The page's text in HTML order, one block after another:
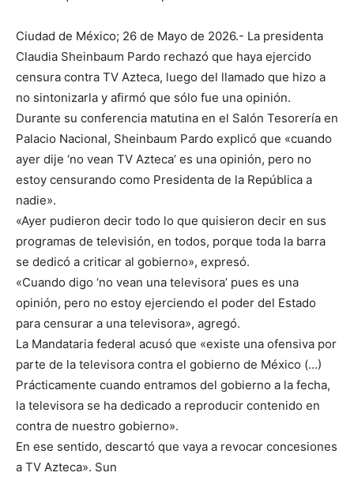
Ciudad de México; 26 de Mayo de 2026.- La presidenta
Claudia Sheinbaum Pardo rechazó que haya ejercido
censura contra TV Azteca, luego del llamado que hizo a
no sintonizarla y afirmó que sólo fue una opinión.
Durante su conferencia matutina en el Salón Tesorería en
Palacio Nacional, Sheinbaum Pardo explicó que «cuando
ayer dije ‘no vean TV Azteca’ es una opinión, pero no
estoy censurando como Presidenta de la República a
nadie».
«Ayer pudieron decir todo lo que quisieron decir en sus
programas de televisión, en todos, porque toda la barra
se dedicó a criticar al gobierno», expresó.
«Cuando digo ‘no vean una televisora’ pues es una
opinión, pero no estoy ejerciendo el poder del Estado
para censurar a una televisora», agregó.
La Mandataria federal acusó que «existe una ofensiva por
parte de la televisora contra el gobierno de México (…)
Prácticamente cuando entramos del gobierno a la fecha,
la televisora se ha dedicado a reproducir contenido en
contra de nuestro gobierno».
En ese sentido, descartó que vaya a revocar concesiones
a TV Azteca». Sun